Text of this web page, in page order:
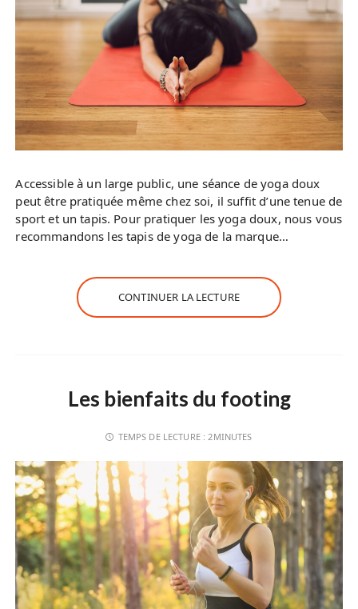
Accessible à un large public, une séance de yoga doux
peut être pratiquée même chez soi, il suffit d’une tenue de
sport et un tapis. Pour pratiquer les yoga doux, nous vous
recommandons les tapis de yoga de la marque…
CONTINUER LA LECTURE
Les bienfaits du footing
TEMPS DE LECTURE :2MINUTES